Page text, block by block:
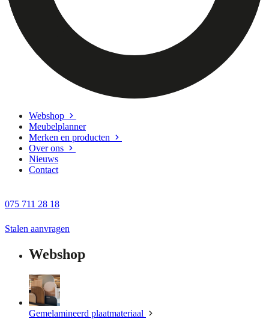
Webshop
Meubelplanner
Merken en producten
Over ons
Nieuws
Contact
075 711 28 18
Stalen aanvragen
Webshop
Gemelamineerd plaatmateriaal